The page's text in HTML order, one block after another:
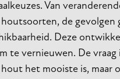
Van
de gevolgen
Deze
te vernieuwen. De vraag
hout het mooiste is, maar